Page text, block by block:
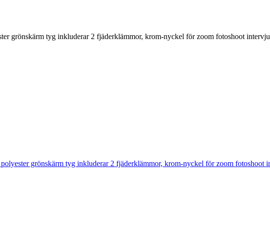
grönskärm tyg inkluderar 2 fjäderklämmor, krom-nyckel för zoom fotoshoot
grönskärm tyg inkluderar 2 fjäderklämmor, krom-nyckel för zoom fotoshoot